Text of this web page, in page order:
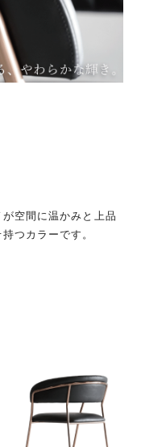
空間に温かみと上品
つカラーです。